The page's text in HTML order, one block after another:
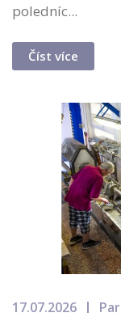
poledníc...
Číst více
17.07.2026